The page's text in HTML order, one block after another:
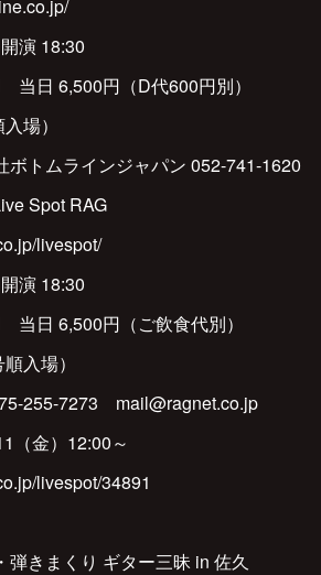
演 18:30
日 6,500円（D代600円別）
場）
ボトムラインジャパン 052-741-1620
Spot RAG
livespot/
演 18:30
日 6,500円（ご飲食代別）
入場）
255-7273 mail@ragnet.co.jp
（金）12:00～
livespot/34891
弾きまくり ギター三昧 in 佐久